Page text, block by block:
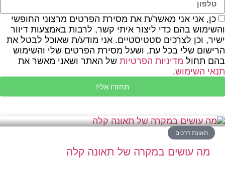
כן, אני אני מאשר/ת את מסירת הפרטים מרצוני החופשי
והשימוש בהם כדי ליצור איתי קשר, לרבות באמצעות דיוור
ישיר, וכן לצרכים סטטיסטיים. אני מודע/ת שאוכל לבטל את
הרישום שלי בכל עת, ושעל מסירת הפרטים שלי והשימוש
בהם תחול מדיניות הפרטיות של האתר ושאני מאשר את
תנאי השימוש.
תחזרו אלי!
תאונת דרכים
מה עושים במקרה של תאונה קלה